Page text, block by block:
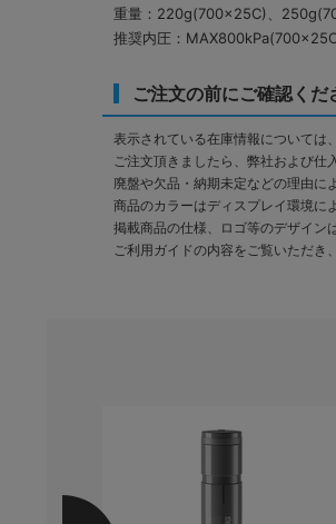
重量：220g(700×25C)、
推奨内圧：
ご注文の前にご確認くだ
表示されている在庫情報については
ご注文頂きましたら、弊社および仕
廃盤や欠品・納期未定などの理由に
商品のカラーはディスプレイ環境に
掲載商品の仕様、ロゴ等のデザイン
ご利用ガイドの内容をご覧いただき